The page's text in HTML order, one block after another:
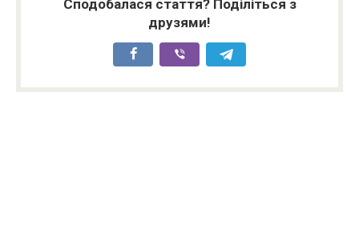
Сподобалася стаття? Поділіться з
друзями!